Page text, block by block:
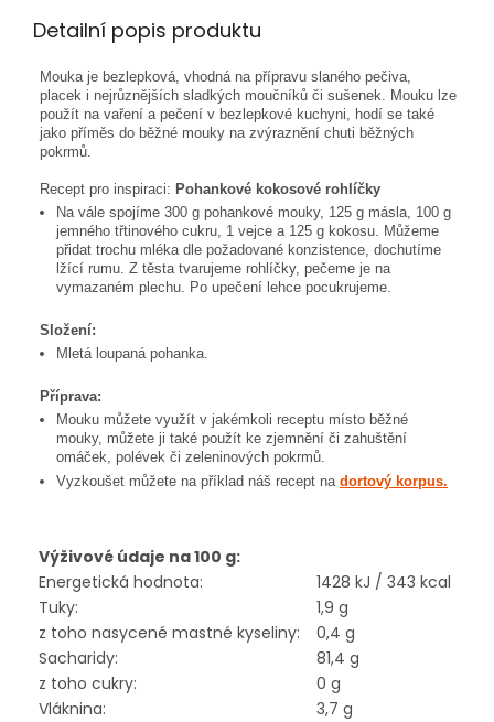
Detailní popis produktu
Mouka je bezlepková, vhodná na přípravu slaného pečiva,
placek i nejrůznějších sladkých moučníků či sušenek. Mouku lze
použít na vaření a pečení v bezlepkové kuchyni, hodí se také
jako příměs do běžné mouky na zvýraznění chuti běžných
pokrmů.
Recept pro inspiraci: Pohankové kokosové rohlíčky
Na vále spojíme 300 g pohankové mouky, 125 g másla, 100 g
jemného třtinového cukru, 1 vejce a 125 g kokosu. Můžeme
přidat trochu mléka dle požadované konzistence, dochutíme
lžící rumu. Z těsta tvarujeme rohlíčky, pečeme je na
vymazaném plechu. Po upečení lehce pocukrujeme.
Složení:
Mletá loupaná pohanka.
Příprava:
Mouku můžete využít v jakémkoli receptu místo běžné
mouky, můžete ji také použít ke zjemnění či zahuštění
omáček, polévek či zeleninových pokrmů.
Vyzkoušet můžete na příklad náš recept na dortový korpus.
Výživové údaje na 100 g:
Energetická hodnota:
1428 kJ / 343 kcal
Tuky:
1,9 g
z toho nasycené mastné kyseliny:
0,4 g
Sacharidy:
81,4 g
z toho cukry:
0 g
Vláknina:
3,7 g